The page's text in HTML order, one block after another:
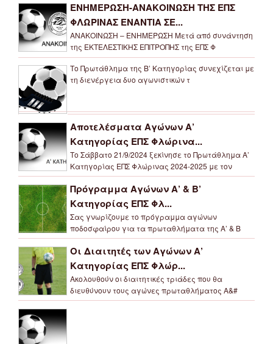
ΕΝΗΜΕΡΩΣΗ-ΑΝΑΚΟΙΝΩΣΗ ΤΗΣ ΕΠΣ
ΦΛΩΡΙΝΑΣ ΕΝΑΝΤΙΑ ΣΕ...
ΑΝΑΚΟΙΝΩΣΗ – ΕΝΗΜΕΡΩΣΗ Μετά από συνάντηση
της ΕΚΤΕΛΕΣΤΙΚΗΣ ΕΠΙΤΡΟΠΗΣ της ΕΠΣ Φ
Το Πρωτάθλημα της Β’ Κατηγορίας συνεχίζεται με
τη διενέργεια δυο αγωνιστικών τ
Αποτελέσματα Αγώνων Α’
Κατηγορίας ΕΠΣ Φλώρινα...
Το Σάββατο 21/9/2024 ξεκίνησε το Πρωτάθλημα Α’
Κατηγορίας ΕΠΣ Φλώρινας 2024-2025 με τον
Πρόγραμμα Αγώνων Α’ & Β’
Κατηγορίας ΕΠΣ Φλ...
Σας γνωρίζουμε το πρόγραμμα αγώνων
ποδοσφαίρου για τα πρωταθλήματα της Α’ & Β
Οι Διαιτητές των Αγώνων Α’
Κατηγορίας ΕΠΣ Φλώρ...
Ακολουθούν οι διαιτητικές τριάδες που θα
διευθύνουν τους αγώνες πρωταθλήματος Α&#